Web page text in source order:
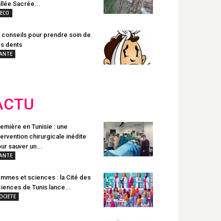
Sacrée...
conseils pour prendre soin de
dents
en Tunisie : une
chirurgicale inédite
sauver un...
et sciences : la Cité des
de Tunis lance...